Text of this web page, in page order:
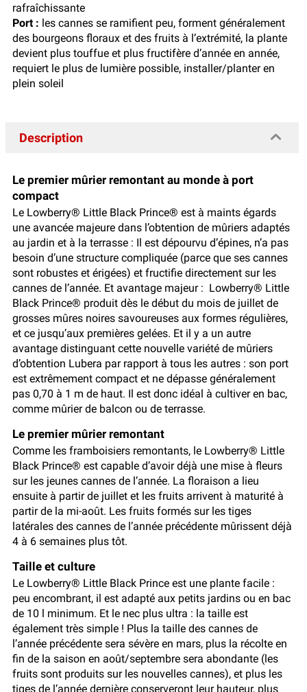
rafraîchissante
Port : les cannes se ramifient peu, forment généralement
des bourgeons floraux et des fruits à l’extrémité, la plante
devient plus touffue et plus fructifère d’année en année,
requiert le plus de lumière possible, installer/planter en
plein soleil
Description
Le premier mûrier remontant au monde à port
compact
Le Lowberry® Little Black Prince® est à maints égards
une avancée majeure dans l’obtention de mûriers adaptés
au jardin et à la terrasse : Il est dépourvu d’épines, n’a pas
besoin d’une structure compliquée (parce que ses cannes
sont robustes et érigées) et fructifie directement sur les
cannes de l’année. Et avantage majeur : Lowberry® Little
Black Prince® produit dès le début du mois de juillet de
grosses mûres noires savoureuses aux formes régulières,
et ce jusqu’aux premières gelées. Et il y a un autre
avantage distinguant cette nouvelle variété de mûriers
d’obtention Lubera par rapport à tous les autres : son port
est extrêmement compact et ne dépasse généralement
pas 0,70 à 1 m de haut. Il est donc idéal à cultiver en bac,
comme mûrier de balcon ou de terrasse.
Le premier mûrier remontant
Comme les framboisiers remontants, le Lowberry® Little
Black Prince® est capable d’avoir déjà une mise à fleurs
sur les jeunes cannes de l’année. La floraison a lieu
ensuite à partir de juillet et les fruits arrivent à maturité à
partir de la mi-août. Les fruits formés sur les tiges
latérales des cannes de l’année précédente mûrissent déjà
4 à 6 semaines plus tôt.
Taille et culture
Le Lowberry® Little Black Prince est une plante facile :
peu encombrant, il est adapté aux petits jardins ou en bac
de 10 l minimum. Et le nec plus ultra : la taille est
également très simple ! Plus la taille des cannes de
l’année précédente sera sévère en mars, plus la récolte en
fin de la saison en août/septembre sera abondante (les
fruits sont produits sur les nouvelles cannes), et plus les
tiges de l’année dernière conserveront leur hauteur, plus